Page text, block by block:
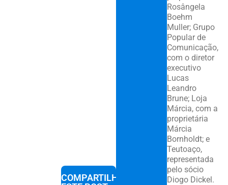
COMPARTILHE
Rosângela
Boehm
Muller; Grupo
Popular de
Comunicação,
com o diretor
executivo
Lucas
Leandro
Brune; Loja
Márcia, com a
proprietária
Márcia
Bornholdt; e
Teutoaço,
representada
pelo sócio
Diogo Dickel.